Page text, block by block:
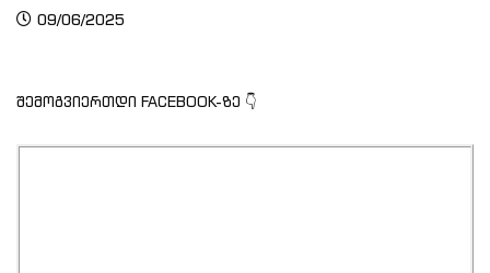
09/06/2025
შემოგვიერთდი FACEBOOK-ზე 👇